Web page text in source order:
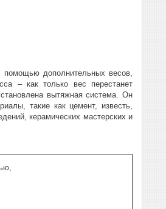
помощью дополнительных весов,
– как только вес перестанет
вытяжная система. Он
такие как цемент, известь,
керамических мастерских и